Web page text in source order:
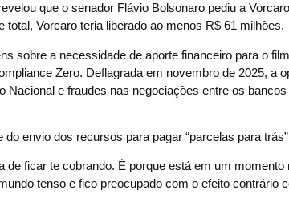
que o senador Flávio Bolsonaro pediu a
Vorcaro teria liberado ao menos R$ 61 milhões.
sobre a necessidade de aporte financeiro para o
Zero. Deflagrada em novembro de 2025, a
e fraudes nas negociações entre os
envio dos recursos para pagar “parcelas para
de ficar te cobrando. É porque está em um momento
tenso e fico preocupado com o efeito contrário